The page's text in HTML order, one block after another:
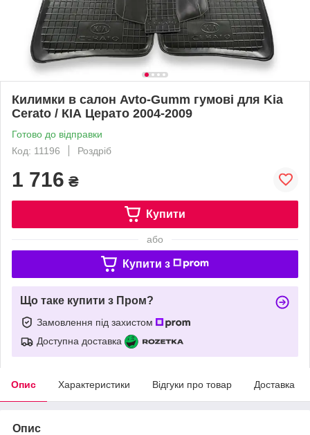
Килимки в салон Avto-Gumm гумові для Kia
Cerato / КІА Церато 2004-2009
Готово до відправки
Код: 11196
Роздріб
1 716 ₴
Купити
або
Купити з
Що таке купити з Пром?
Замовлення під захистом
Доступна доставка
Опис Характеристики Відгуки про товар Доставка
Опис